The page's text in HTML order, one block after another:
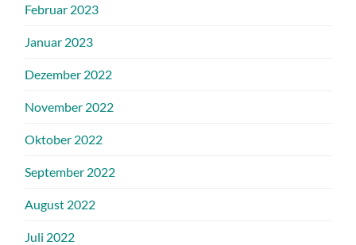
Februar 2023
Januar 2023
Dezember 2022
November 2022
Oktober 2022
September 2022
August 2022
Juli 2022